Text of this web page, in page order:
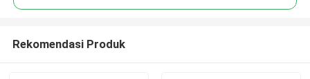
Rekomendasi Produk